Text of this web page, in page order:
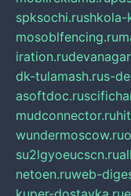
spksochi.rushkola-
mosoblfencing.ru
iration.ru
dk-tulamash.rus-
asoftdoc.ru
mudconnector.ru
wundermoscow.ru
su2lgyoeucscn.ru
netoen.ruweb-